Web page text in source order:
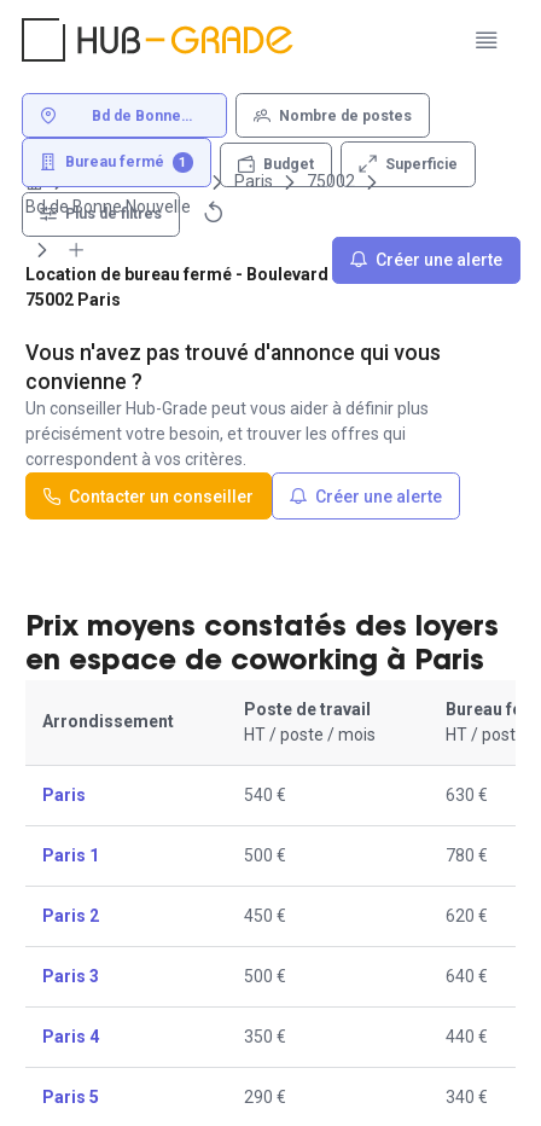
Bd de Bonne
Nombre de postes
Bureau fermé 1 Budget Superficie
Plus de filtres
Créer une alerte
Paris
75002
Bd de Bonne Nouvelle
Location de bureau fermé - Boulevard de Bonne Nouvelle
75002 Paris
Vous n'avez pas trouvé d'annonce qui vous
convienne ?
Un conseiller Hub-Grade peut vous aider à définir plus
précisément votre besoin, et trouver les offres qui
correspondent à vos critères.
Contacter un conseiller
Créer une alerte
Prix moyens constatés des loyers
en espace de coworking à Paris
Arrondissement
Poste de travail
HT / poste / mois
Bureau
HT / poste /
Paris 540 € 630 €
Paris 1 500 € 780 €
Paris 2 450 € 620 €
Paris 3 500 € 640 €
Paris 4 350 € 440 €
Paris 5 290 € 340 €